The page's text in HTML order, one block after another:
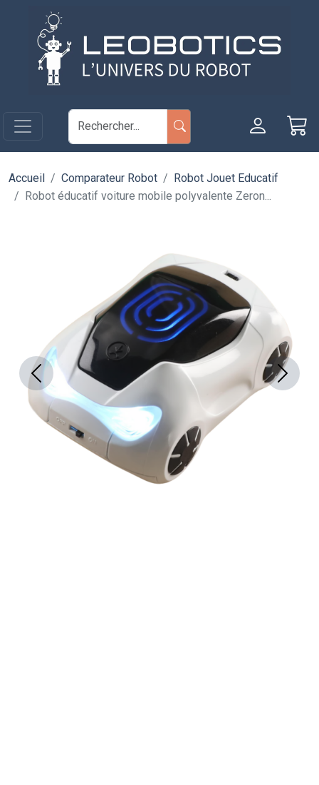
Aller au contenu principal
Accueil Comparateur Robot
Robot Jouet Educatif
Robot éducatif voiture mobile polyvalente Zeron...
Previous Next
Panneau de gestion des cookies